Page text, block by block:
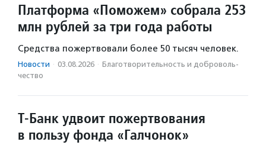
Платформа «Поможем» собрала 253
млн рублей за три года работы
Средства пожертвовали более 50 тысяч человек.
Новости · 03.08.2026 · Благотвори­тель­ность и доброволь­
чест­во
Т-Банк удвоит пожертвования
в пользу фонда «Галчонок»